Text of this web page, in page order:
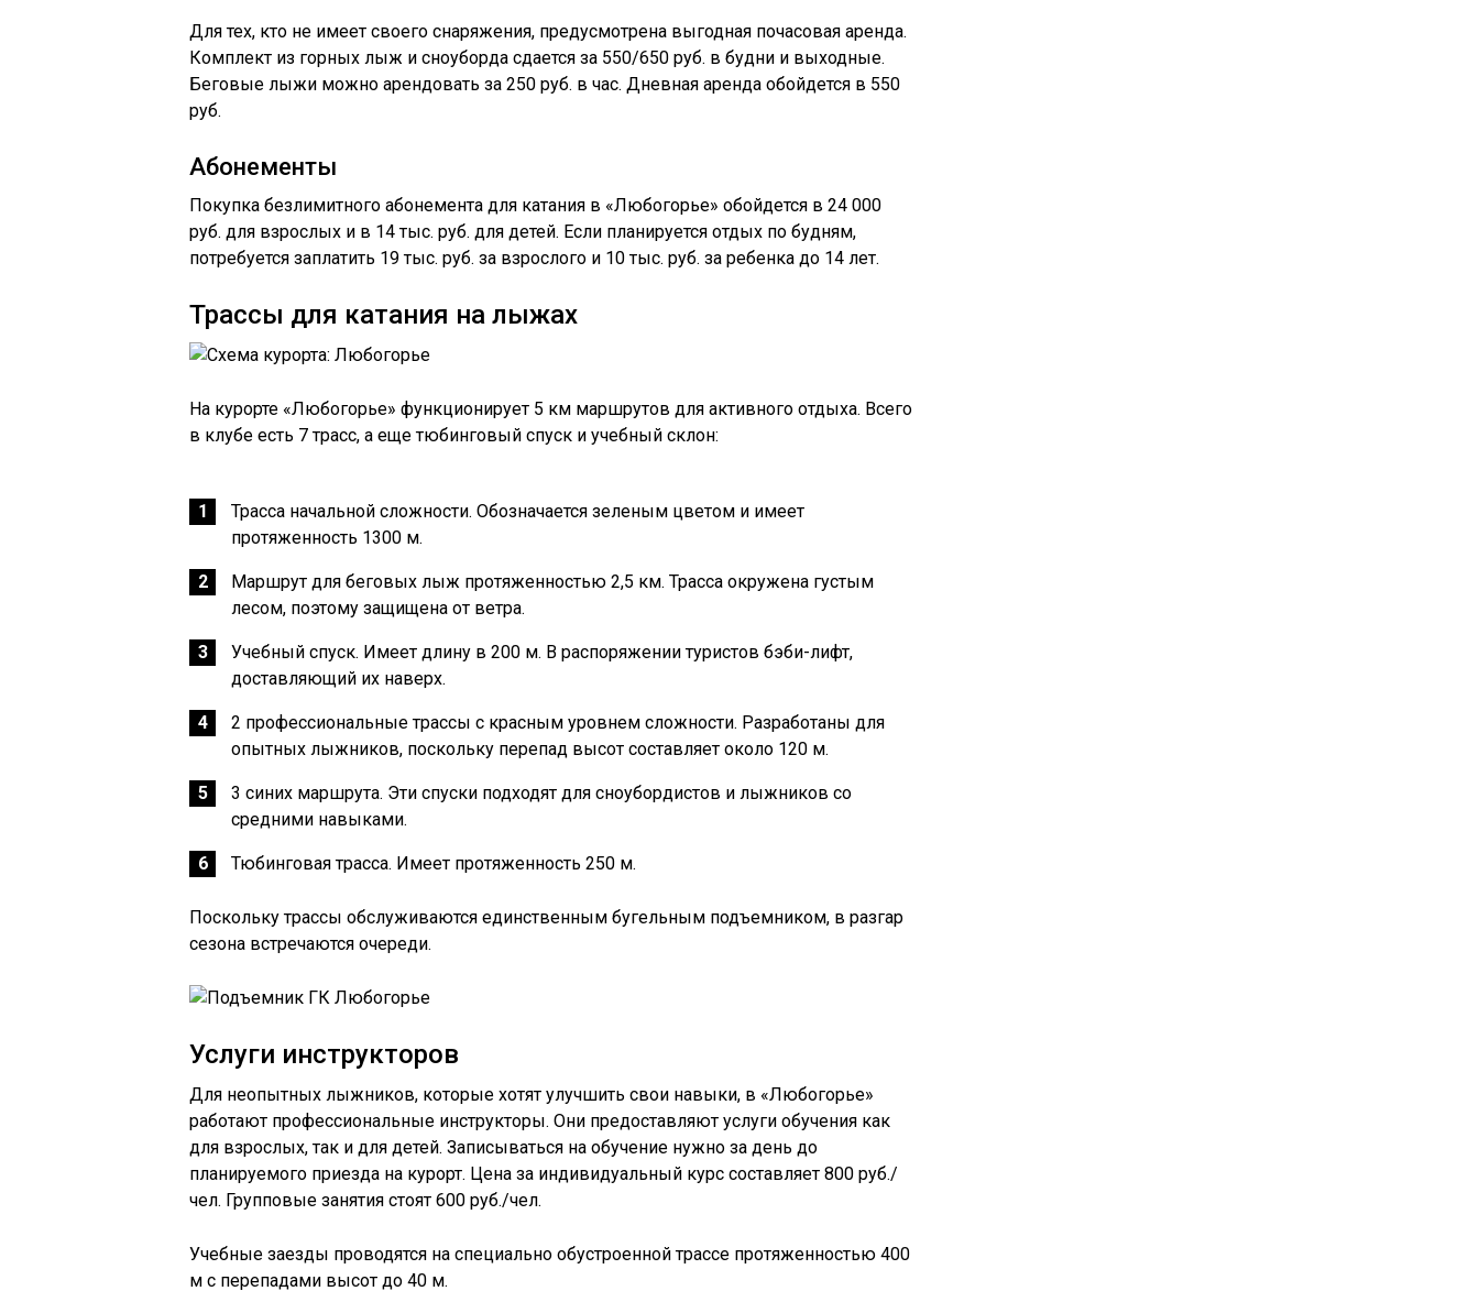
Для тех, кто не имеет своего снаряжения, предусмотрена выгодная почасовая аренда.
Комплект из горных лыж и сноуборда сдается за 550/650 руб. в будни и выходные.
Беговые лыжи можно арендовать за 250 руб. в час. Дневная аренда обойдется в 550
руб.
Абонементы
Покупка безлимитного абонемента для катания в «Любогорье» обойдется в 24 000
руб. для взрослых и в 14 тыс. руб. для детей. Если планируется отдых по будням,
потребуется заплатить 19 тыс. руб. за взрослого и 10 тыс. руб. за ребенка до 14 лет.
Трассы для катания на лыжах
На курорте «Любогорье» функционирует 5 км маршрутов для активного отдыха. Всего
в клубе есть 7 трасс, а еще тюбинговый спуск и учебный склон:
Трасса начальной сложности. Обозначается зеленым цветом и имеет
протяженность 1300 м.
Маршрут для беговых лыж протяженностью 2,5 км. Трасса окружена густым
лесом, поэтому защищена от ветра.
Учебный спуск. Имеет длину в 200 м. В распоряжении туристов бэби-лифт,
доставляющий их наверх.
2 профессиональные трассы с красным уровнем сложности. Разработаны для
опытных лыжников, поскольку перепад высот составляет около 120 м.
3 синих маршрута. Эти спуски подходят для сноубордистов и лыжников со
средними навыками.
Тюбинговая трасса. Имеет протяженность 250 м.
Поскольку трассы обслуживаются единственным бугельным подъемником, в разгар
сезона встречаются очереди.
Услуги инструкторов
Для неопытных лыжников, которые хотят улучшить свои навыки, в «Любогорье»
работают профессиональные инструкторы. Они предоставляют услуги обучения как
для взрослых, так и для детей. Записываться на обучение нужно за день до
планируемого приезда на курорт. Цена за индивидуальный курс составляет 800 руб./
чел. Групповые занятия стоят 600 руб./чел.
Учебные заезды проводятся на специально обустроенной трассе протяженностью 400
м с перепадами высот до 40 м.